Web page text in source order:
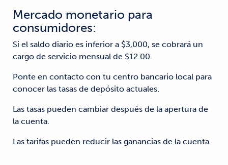
Mercado monetario para
consumidores:
Si el saldo diario es inferior a $3,000, se cobrará un
cargo de servicio mensual de $12.00.
Ponte en contacto con tu centro bancario local para
conocer las tasas de depósito actuales.
Las tasas pueden cambiar después de la apertura de
la cuenta.
Las tarifas pueden reducir las ganancias de la cuenta.